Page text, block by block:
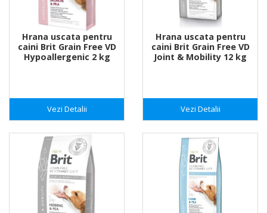
Hrana uscata pentru
caini Brit Grain Free VD
Hypoallergenic 2 kg
Vezi Detalii
Hrana uscata pentru
caini Brit Grain Free VD
Joint & Mobility 12 kg
Vezi Detalii